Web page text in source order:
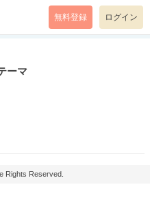
無料登録 ログイン
ーマ
Rights Reserved.